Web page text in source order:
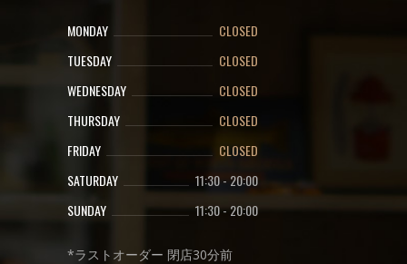
MONDAY
CLOSED
TUESDAY
CLOSED
WEDNESDAY
CLOSED
THURSDAY
CLOSED
FRIDAY
CLOSED
SATURDAY
11:30- 20:00
SUNDAY
11:30-20:00
*ラストオーダー 閉店30分前